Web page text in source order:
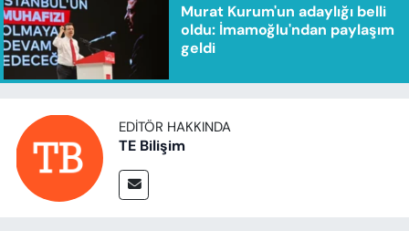
Murat Kurum'un adaylığı belli
oldu: İmamoğlu'ndan paylaşım
geldi
EDITÖR HAKKINDA
TE Bilişim